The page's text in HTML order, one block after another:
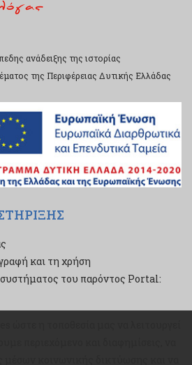
ανάδειξης της ιστορίας
της Περιφέρειας Δυτικής Ελλάδας
και τη χρήση
του παρόντος Portal: